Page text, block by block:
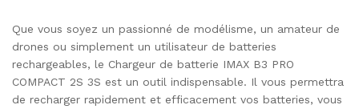
Que vous soyez un passionné de modélisme, un amateur de
drones ou simplement un utilisateur de batteries
rechargeables, le Chargeur de batterie IMAX B3 PRO
COMPACT 2S 3S est un outil indispensable. Il vous permettra
de recharger rapidement et efficacement vos batteries, vous